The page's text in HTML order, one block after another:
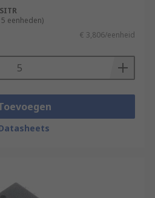
eenheden)
€ 3,806/eenheid